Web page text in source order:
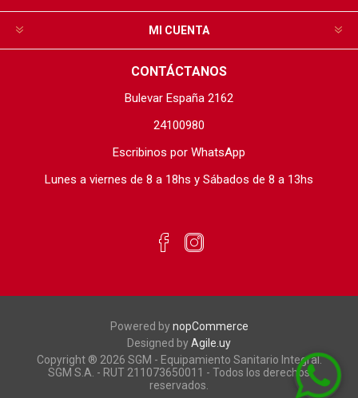
MI CUENTA
CONTÁCTANOS
Bulevar España 2162
24100980
Escribinos por WhatsApp
Lunes a viernes de 8 a 18hs y Sábados de 8 a 13hs
Powered bynopCommerce
Designed byAgile.uy
Copyright ® 2026 SGM - Equipamiento Sanitario Integral.
SGM S.A. - RUT 211073650011 - Todos los derechos
reservados.